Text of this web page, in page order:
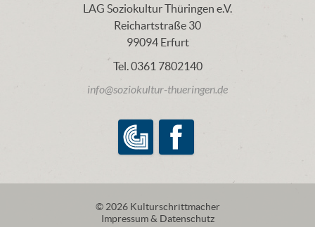
LAG Soziokultur Thüringen e.V.
Reichartstraße 30
99094 Erfurt
Tel. 0361 7802140
info@soziokultur-thueringen.de
LAG Soziokultur Thüringen e.V.
© 2026 Kulturschrittmacher
Impressum & Datenschutz